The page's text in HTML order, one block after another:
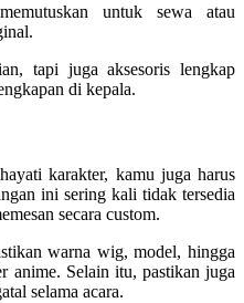
untuk sewa atau
tapi juga aksesoris lengkap
di kepala.
karakter, kamu juga harus
ini sering kali tidak tersedia
secara custom.
warna wig, model, hingga
anime. Selain itu, pastikan juga
selama acara.